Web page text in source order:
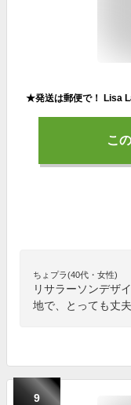
こ
ちょプラ(40代・女性)
リサラーソンデザ
地で、とっても丈
9